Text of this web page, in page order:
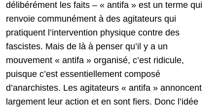
délibérément les faits – « antifa » est un terme qui
renvoie communément à des agitateurs qui
pratiquent l’intervention physique contre des
fascistes. Mais de là à penser qu’il y a un
mouvement « antifa » organisé, c’est ridicule,
puisque c’est essentiellement composé
d’anarchistes. Les agitateurs « antifa » annoncent
largement leur action et en sont fiers. Donc l’idée